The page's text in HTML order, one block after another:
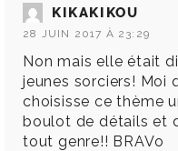
KIKAKIKOU
28 JUIN 2017 À 23:29
Non mais elle était
jeunes sorciers! Moi
choisisse ce thème
boulot de détails et
tout genre!! BRAVo